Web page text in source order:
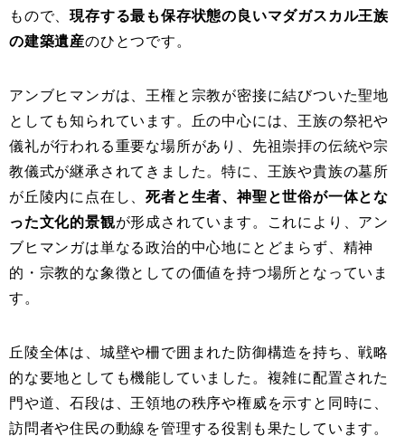
もので、現存する最も保存状態の良いマダガスカル王族
の建築遺産のひとつです。
アンブヒマンガは、王権と宗教が密接に結びついた聖地
としても知られています。丘の中心には、王族の祭祀や
儀礼が行われる重要な場所があり、先祖崇拝の伝統や宗
教儀式が継承されてきました。特に、王族や貴族の墓所
が丘陵内に点在し、死者と生者、神聖と世俗が一体とな
った文化的景観が形成されています。これにより、アン
ブヒマンガは単なる政治的中心地にとどまらず、精神
的・宗教的な象徴としての価値を持つ場所となっていま
す。
丘陵全体は、城壁や柵で囲まれた防御構造を持ち、戦略
的な要地としても機能していました。複雑に配置された
門や道、石段は、王領地の秩序や権威を示すと同時に、
訪問者や住民の動線を管理する役割も果たしています。